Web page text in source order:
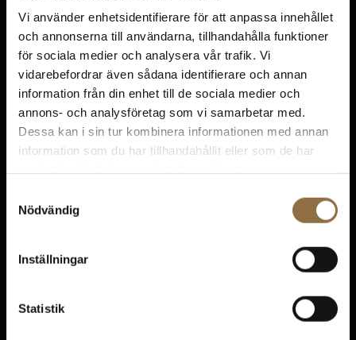
Vi använder enhetsidentifierare för att anpassa innehållet
och annonserna till användarna, tillhandahålla funktioner
för sociala medier och analysera vår trafik. Vi
vidarebefordrar även sådana identifierare och annan
information från din enhet till de sociala medier och
annons- och analysföretag som vi samarbetar med.
Dessa kan i sin tur kombinera informationen med annan
information som du har tillhandahållit eller som de har
Nödvändig
Inställningar
Statistik
KRYDDHYLLAN.NU
Ekedalen, Solhem
522 93 Tidaholm
010-5851411 info@kryddhyllan
Vanliga frågor
Returer